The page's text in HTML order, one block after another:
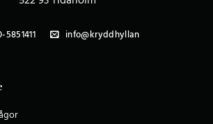
5851411 info@kryddhyllan